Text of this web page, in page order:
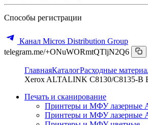
Способы регистрации
Канал Micros Distribution Group
telegram.me/+ONuWORmtQTljN2Q6
ГлавнаяКаталогРасходные
Xerox ALTALINK C8130/C8135-B
Печать и сканирование
Принтеры и МФУ лазерные
Принтеры и МФУ лазерные